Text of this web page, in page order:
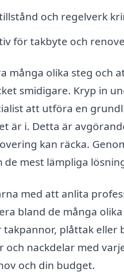
och regelverk
för takbyte och
många olika steg och
smidigare. Kryp in
att utföra en
är i. Detta är
kan räcka.
mest lämpliga
med att anlita
bland de många
plåttak eller
nackdelar med
och din budget.